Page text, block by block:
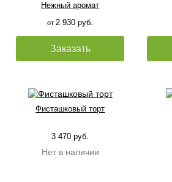
Нежный аромат
от 2 930 руб.
Заказать
Фисташковый торт
3 470 руб.
Нет в наличии